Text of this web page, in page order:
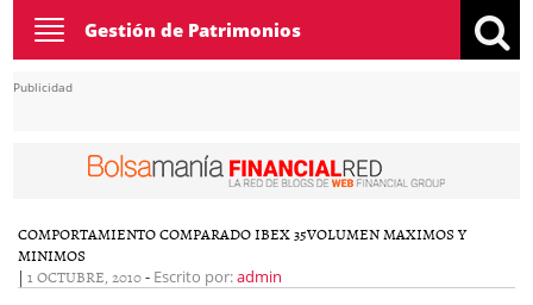
Toggle
navigation
Gestión de Patrimonios
Publicidad
COMPORTAMIENTO COMPARADO IBEX 35VOLUMEN MAXIMOS Y
MINIMOS
| 1 OCTUBRE, 2010- Escrito por:admin